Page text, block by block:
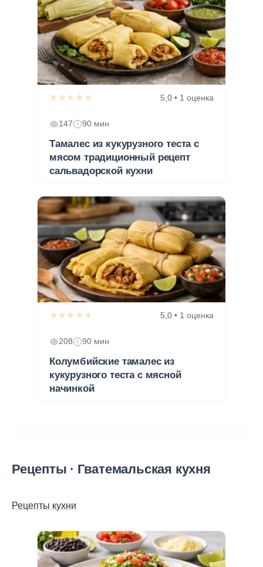
★★★★★ 5,0 • 1 оценка
147 90 мин
Тамалес из кукурузного теста с
мясом традиционный рецепт
сальвадорской кухни
★★★★★ 5,0 • 1 оценка
208 90 мин
Колумбийские тамалес из
кукурузного теста с мясной
начинкой
Рецепты · Гватемальская кухня
Рецепты кухни